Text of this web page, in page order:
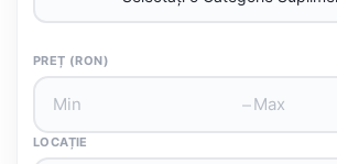
PREȚ (RON)
–
LOCAȚIE